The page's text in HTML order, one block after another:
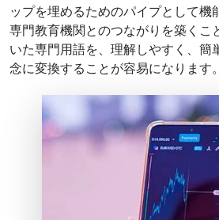
ップを埋めるためのパイプとして機
専門教育機関とのつながりを築くこ
いた専門用語を、理解しやすく、簡
念に変換することが容易になります。